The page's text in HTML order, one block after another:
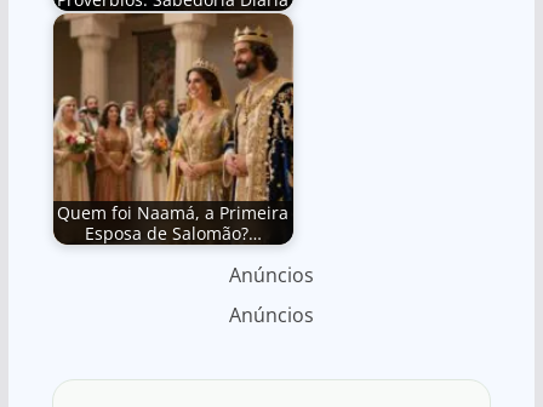
Quem foi Naamá, a Primeira
Esposa de Salomão?…
Anúncios
Anúncios